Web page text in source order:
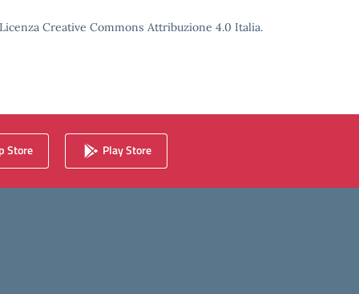
Creative Commons Attribuzione 4.0 Italia.
Store Play Store